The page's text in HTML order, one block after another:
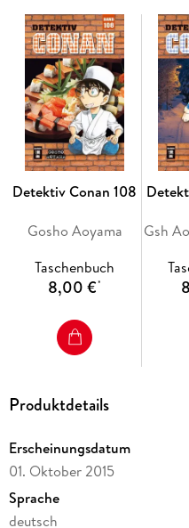
und eigentlich wollen
doch daraus wird nichts,
Verschwinden und
Mit über 250 Millionen
erfolgreichsten Manga-
Detektiv Conan 108
Gosho Aoyama
Taschenbuch
8,00 €*
Produktdetails
Erscheinungsdatum
01. Oktober 2015
Sprache
deutsch